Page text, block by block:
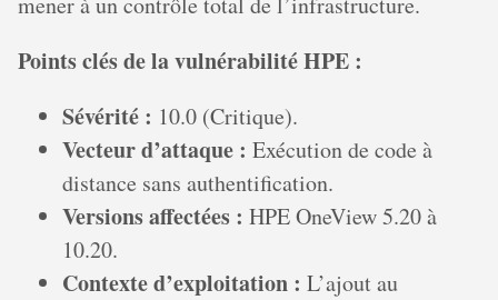
Points clés de la vulnérabilité HPE :
Sévérité : 10.0 (Critique).
Vecteur d’attaque : Exécution de code à
distance sans authentification.
Versions affectées : HPE OneView 5.20 à
10.20.
Contexte d’exploitation : L’ajout au